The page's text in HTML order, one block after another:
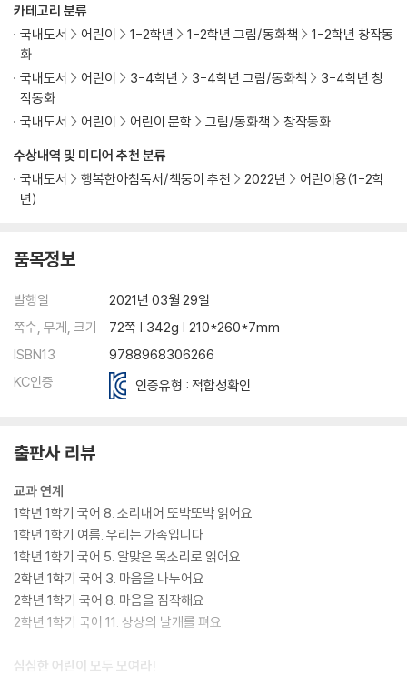
수상내역 및 미디어 추천 분류
국내도서
행복한아침독서/책둥이 추천 2022년
어린이용(1-2학
년)
카테고리 분류
국내도서
어린이 1-2학년 1-2학년 그림/동화책
1-2학년 창작동
화
국내도서
어린이 3-4학년 3-4학년 그림/동화책
3-4학년 창
작동화
국내도서
어린이 어린이 문학 그림/동화책 창작동화
품목정보
발행일
2021년 03월 29일
쪽수, 무게, 크기
72쪽 | 342g | 210*260*7mm
ISBN13
9788968306266
KC인증
인증유형 : 적합성확인
출판사 리뷰
교과 연계
1학년 1학기 국어 8. 소리내어 또박또박 읽어요
1학년 1학기 여름. 우리는 가족입니다
1학년 1학기 국어 5. 알맞은 목소리로 읽어요
2학년 1학기 국어 3. 마음을 나누어요
2학년 1학기 국어 8. 마음을 짐작해요
2학년 1학기 국어 11. 상상의 날개를 펴요
심심한 어린이 모두 모여라!